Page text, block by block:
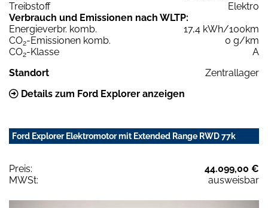
Treibstoff
Elektro
Verbrauch und Emissionen nach WLTP:
Energieverbr. komb.
17,4 kWh/100km
CO2-Emissionen komb.
0 g/km
CO2-Klasse
A
Standort
Zentrallager
Details zum Ford Explorer anzeigen
Ford Explorer Elektromotor mit Extended Range RWD 77k
Preis:
44.099,00 €
MWSt:
ausweisbar